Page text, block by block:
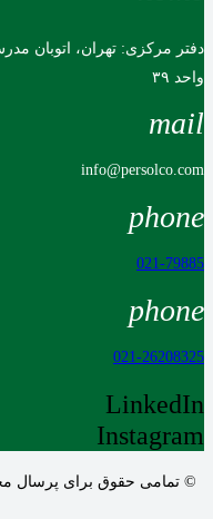
واحد ۳۹
mail
info@persolco.com
phone
021-79885
phone
021-26208325
LinkedIn
Instagram
© تمامی حقوق برای